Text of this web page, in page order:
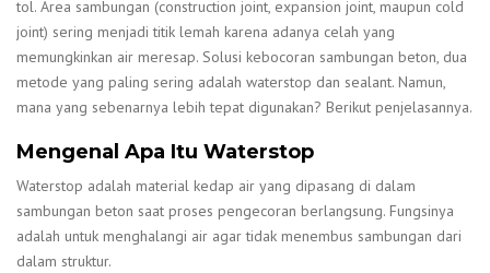
tol. Area sambungan (construction joint, expansion joint, maupun cold
joint) sering menjadi titik lemah karena adanya celah yang
memungkinkan air meresap. Solusi kebocoran sambungan beton, dua
metode yang paling sering adalah waterstop dan sealant. Namun,
mana yang sebenarnya lebih tepat digunakan? Berikut penjelasannya.
Mengenal Apa Itu Waterstop
Waterstop adalah material kedap air yang dipasang di dalam
sambungan beton saat proses pengecoran berlangsung. Fungsinya
adalah untuk menghalangi air agar tidak menembus sambungan dari
dalam struktur.